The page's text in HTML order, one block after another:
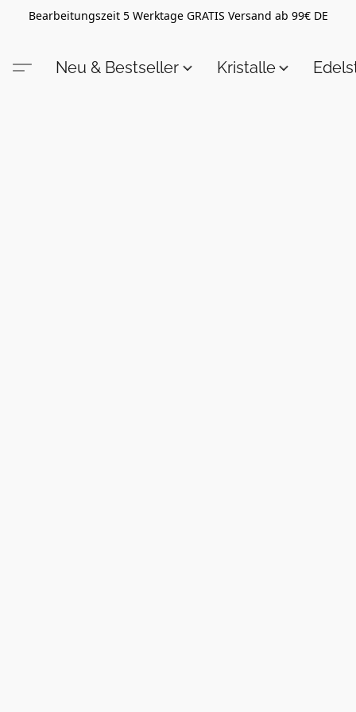
Bearbeitungszeit 5 Werktage GRATIS Versand ab 99€ DE
Neu & Bestseller Kristalle